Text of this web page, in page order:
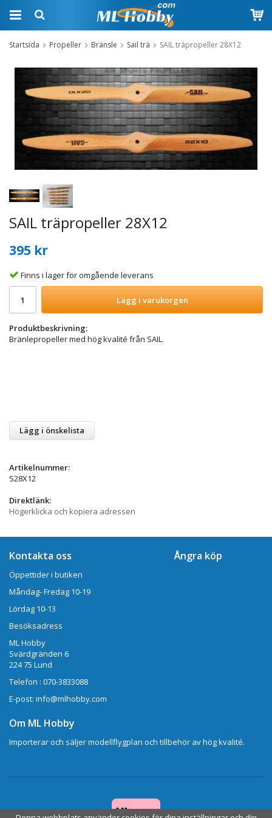
Startsida Propeller Bränsle Sail trä SAIL träpropeller 28X12
SAIL träpropeller 28X12
395 kr
Finns i lager för omgående leverans
Lägg i varukorgen
Produktbeskrivning:
Bränlepropeller med hög kvalité från SAIL.
Lägg i önskelista
Artikelnummer:
S28X12
Direktlänk:
Högerklicka och kopiera adressen
Kontakta oss
Öppettider i butiken
Måndag- Fredag 10-19
Lördag 10-13
Besöksadress
ML Hobby
Svärdgränden 6
224 75 Lund
Telefon : 070-3833088
E-post: info@mlhobby.com
Ångra köp
Om ML Hobby
Importerar och säljer modellflygplan och tillbehör av hög kvalité.